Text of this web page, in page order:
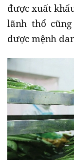
được xuất
lãnh thổ
được mệnh